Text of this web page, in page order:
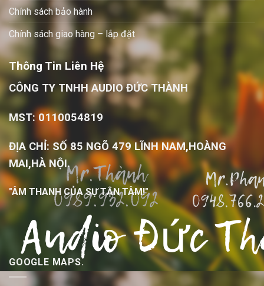
Chính sách bảo hành
Chính sách giao hàng – lắp đặt
Thông Tin Liên Hệ
CÔNG TY TNHH AUDIO ĐỨC THÀNH
MST: 0110054819
ĐỊA CHỈ: SỐ 85 NGÕ 479 LĨNH NAM,HOÀNG
MAI,HÀ NỘI.
"ÂM THANH CỦA SỰ TẬN TÂM!"
GOOGLE MAPS.